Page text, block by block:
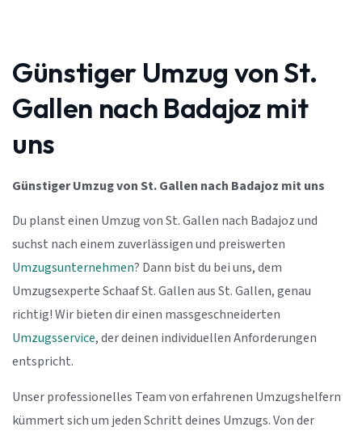
Günstiger Umzug von St.
Gallen nach Badajoz mit
uns
Günstiger Umzug von St. Gallen nach Badajoz mit uns
Du planst einen Umzug von St. Gallen nach Badajoz und
suchst nach einem zuverlässigen und preiswerten
Umzugsunternehmen? Dann bist du bei uns, dem
Umzugsexperte Schaaf St. Gallen aus St. Gallen, genau
richtig! Wir bieten dir einen massgeschneiderten
Umzugsservice, der deinen individuellen Anforderungen
entspricht.
Unser professionelles Team von erfahrenen Umzugshelfern
kümmert sich um jeden Schritt deines Umzugs. Von der